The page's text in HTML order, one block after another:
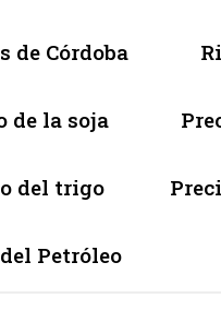
de Córdoba
de la soja
del trigo
Petróleo